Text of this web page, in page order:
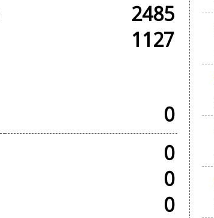
2485
1127
0
0
0
0